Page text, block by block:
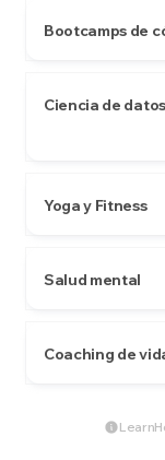
Bootcamps de
Ciencia de
Yoga y Fitness
Salud mental
Coaching de